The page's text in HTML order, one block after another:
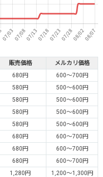
販売価格
メルカリ価格
680円
600～700円
580円
500～600円
580円
500～600円
580円
500～600円
580円
500～600円
680円
600～700円
680円
600～700円
680円
600～700円
1,280円 1,200～1,300円